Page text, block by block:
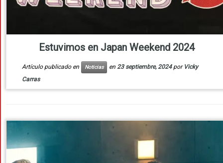
Estuvimos en Japan Weekend 2024
Artículo publicado en Noticias en 23 septiembre, 2024 por Vicky
Carras